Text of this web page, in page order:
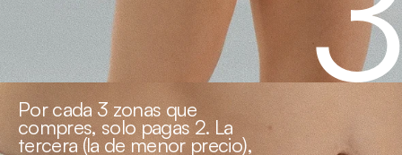
Por cada 3 zonas que
compres, solo pagas 2. La
tercera (la de menor precio),